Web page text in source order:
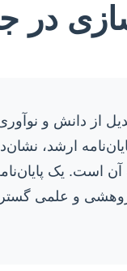
در
از دانش و
ارشد،
است. یک
و علمی